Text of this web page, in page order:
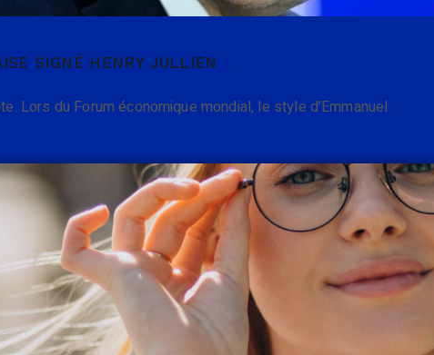
SIGNÉ HENRY JULLIEN
Lors du Forum économique mondial, le style d’Emmanuel